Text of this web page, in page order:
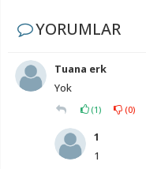
YORUMLAR
Tuana erk
Yok
(1) (0)
1
1